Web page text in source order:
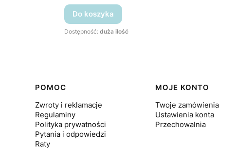
Do koszyka
Dostępność: duża ilość
Linki w stopce
POMOC
Zwroty i reklamacje
Regulaminy
Polityka prywatności
Pytania i odpowiedzi
Raty
MOJE KONTO
Twoje zamówienia
Ustawienia konta
Przechowalnia